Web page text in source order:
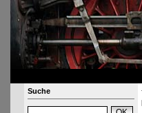
Suche